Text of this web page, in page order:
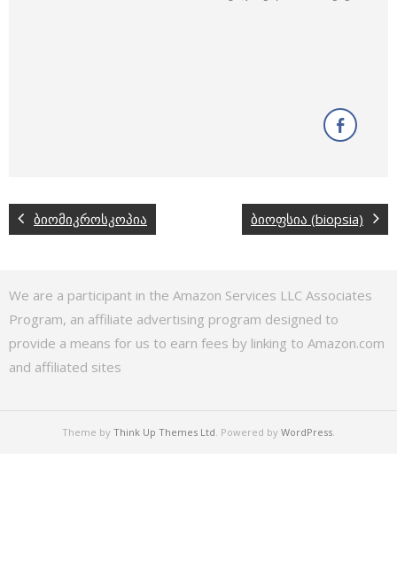
ბიომიკროსკოპია ბიოფსია (biopsia)
We are a participant in the Amazon Services LLC Associates
Program, an affiliate advertising program designed to
provide a means for us to earn fees by linking to Amazon.com
and affiliated sites
Theme by Think Up Themes Ltd . Powered by WordPress